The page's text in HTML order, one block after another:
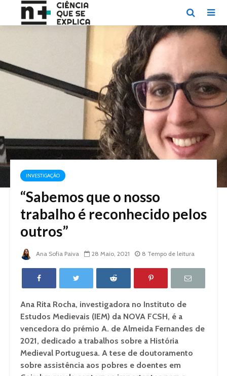
INVESTIGAÇÃO
“Sabemos que o nosso
trabalho é reconhecido pelos
outros”
Ana Sofia Paiva 28 Maio, 2021 8 Tempo de leitura
Ana Rita Rocha, investigadora no Instituto de
Estudos Medievais (IEM) da NOVA FCSH, é a
vencedora do prémio A. de Almeida Fernandes de
2021, dedicado a trabalhos sobre a História
Medieval Portuguesa. A tese de doutoramento
sobre assistência aos pobres e doentes em